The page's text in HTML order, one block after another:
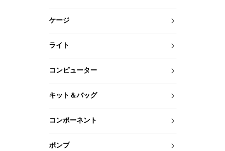
ケージ
ライト
コンピューター
キット＆バッグ
コンポーネント
ポンプ